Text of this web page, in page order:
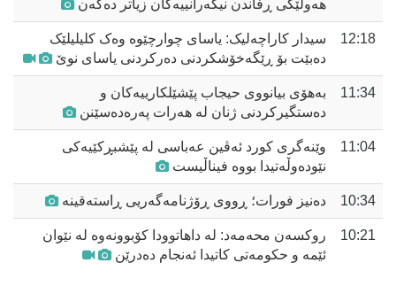
هەوڵێکی ڕفاندن نیگەرانییەکان زیاتر دەکەن
12:18
سیدار کاراچەلیک: یاسای چوارچێوە وەک کلیلیلێک
دەبێت بۆ ڕێگەخۆشکردنی دەرکردنی یاسای نوێ
11:34
بەهۆی بیانووی حیجاب پێشێلکارییەکان و
دەستگیرکردنی ژنان لە هەرات پەرەدەسێنن
11:04
وێنەگری کورد ئەڤین عەباسی لە پێشبڕکێیەکی
نێودەوڵەتیدا بووە فیناڵیست
10:34 دەنیز فورات؛ ڕووی ڕۆژنامەگەریی ڕاستەقینە
10:21
روکسەن محەمەد: لە داهاتوودا کۆبوونەوە لە نێوان
ئێمە و حکومەتی کاتیدا ئەنجام دەدرێن